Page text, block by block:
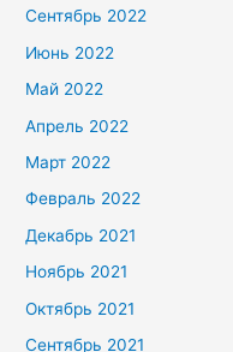
Сентябрь 2022
Июнь 2022
Май 2022
Апрель 2022
Март 2022
Февраль 2022
Декабрь 2021
Ноябрь 2021
Октябрь 2021
Сентябрь 2021